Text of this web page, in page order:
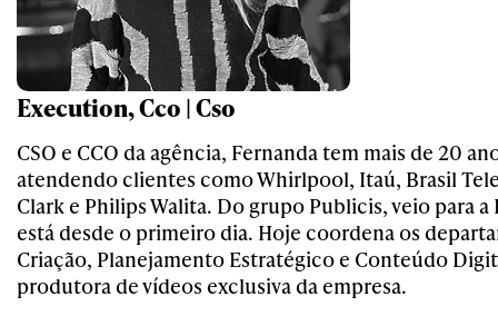
Execution, Cco | Cso
CSO e CCO da agência, Fernanda tem mais de 20
atendendo clientes como Whirlpool, Itaú, Brasil
Clark e Philips Walita. Do grupo Publicis, veio para
está desde o primeiro dia. Hoje coordena os
Criação, Planejamento Estratégico e Conteúdo
produtora de vídeos exclusiva da empresa.